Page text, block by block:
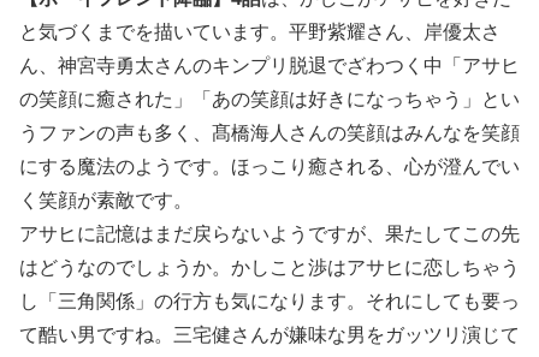
と気づくまでを描いています。平野紫耀さん、岸優太さ
ん、神宮寺勇太さんのキンプリ脱退でざわつく中「アサヒ
の笑顔に癒された」「あの笑顔は好きになっちゃう」とい
うファンの声も多く、髙橋海人さんの笑顔はみんなを笑顔
にする魔法のようです。ほっこり癒される、心が澄んでい
く笑顔が素敵です。
アサヒに記憶はまだ戻らないようですが、果たしてこの先
はどうなのでしょうか。かしこと渉はアサヒに恋しちゃう
し「三角関係」の行方も気になります。それにしても要っ
て酷い男ですね。三宅健さんが嫌味な男をガッツリ演じて